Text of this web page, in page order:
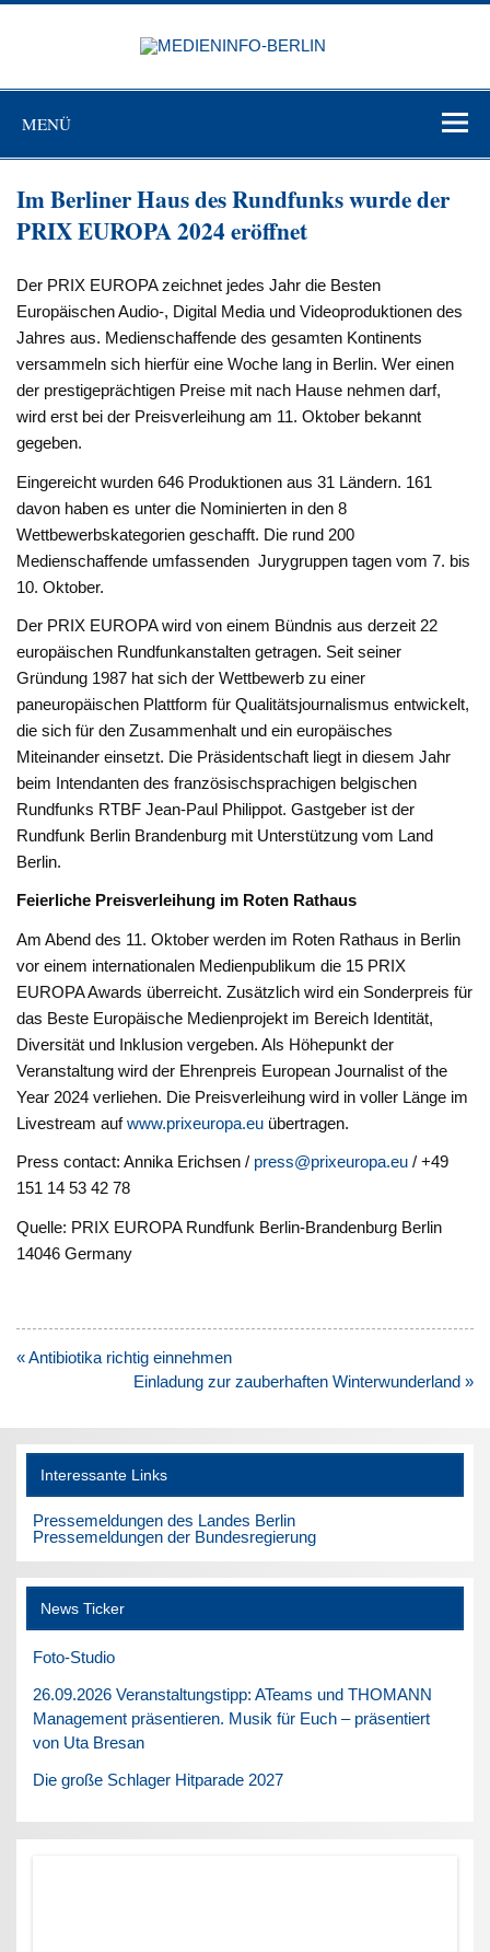
Zum
MENÜ
Im Berliner Haus des Rundfunks wurde der
PRIX EUROPA 2024 eröffnet
Der PRIX EUROPA zeichnet jedes Jahr die Besten
Europäischen Audio-, Digital Media und Videoproduktionen des
Jahres aus. Medienschaffende des gesamten Kontinents
versammeln sich hierfür eine Woche lang in Berlin. Wer einen
der prestigeprächtigen Preise mit nach Hause nehmen darf,
wird erst bei der Preisverleihung am 11. Oktober bekannt
gegeben.
Eingereicht wurden 646 Produktionen aus 31 Ländern. 161
davon haben es unter die Nominierten in den 8
Wettbewerbskategorien geschafft. Die rund 200
Medienschaffende umfassenden Jurygruppen tagen vom 7. bis
10. Oktober.
Der PRIX EUROPA wird von einem Bündnis aus derzeit 22
europäischen Rundfunkanstalten getragen. Seit seiner
Gründung 1987 hat sich der Wettbewerb zu einer
paneuropäischen Plattform für Qualitätsjournalismus entwickelt,
die sich für den Zusammenhalt und ein europäisches
Miteinander einsetzt. Die Präsidentschaft liegt in diesem Jahr
beim Intendanten des französischsprachigen belgischen
Rundfunks RTBF Jean-Paul Philippot. Gastgeber ist der
Rundfunk Berlin Brandenburg mit Unterstützung vom Land
Berlin.
Feierliche Preisverleihung im Roten Rathaus
Am Abend des 11. Oktober werden im Roten Rathaus in Berlin
vor einem internationalen Medienpublikum die 15 PRIX
EUROPA Awards überreicht. Zusätzlich wird ein Sonderpreis für
das Beste Europäische Medienprojekt im Bereich Identität,
Diversität und Inklusion vergeben. Als Höhepunkt der
Veranstaltung wird der Ehrenpreis European Journalist of the
Year 2024 verliehen. Die Preisverleihung wird in voller Länge im
Livestream aufwww.prixeuropa.eu übertragen.
Press contact: Annika Erichsen / press@prixeuropa.eu / +49
151 14 53 42 78
Quelle: PRIX EUROPA Rundfunk Berlin-Brandenburg Berlin
14046 Germany
Beitragsnavigation
« Antibiotika richtig einnehmen
Einladung zur zauberhaften Winterwunderland »
Interessante Links
Pressemeldungen des Landes Berlin
Pressemeldungen der Bundesregierung
News Ticker
Foto-Studio
26.09.2026 Veranstaltungstipp: ATeams und THOMANN
Management präsentieren. Musik für Euch – präsentiert
von Uta Bresan
Die große Schlager Hitparade 2027